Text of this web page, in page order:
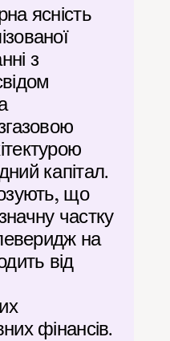
ясність
з
капітал.
що
частку
на
від
фінансів.